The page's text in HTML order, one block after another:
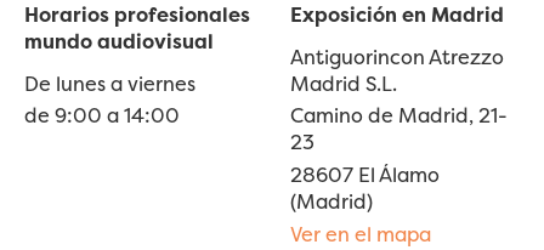
Horarios profesionales
mundo audiovisual
De lunes a viernes
de 9:00 a 14:00
Exposición en Madrid
Antiguorincon Atrezzo
Madrid S.L.
Camino de Madrid, 21-
23
28607 El Álamo
(Madrid)
Ver en el mapa